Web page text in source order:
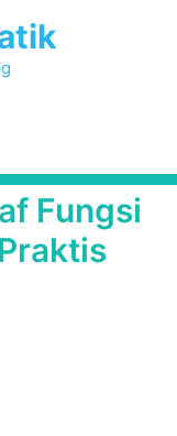
Fungsi